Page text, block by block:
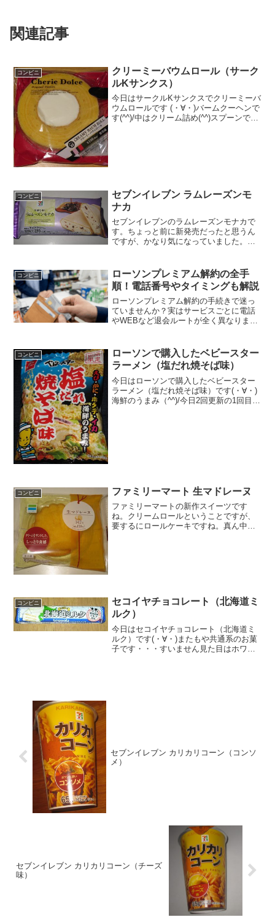
関連記事
コンビニ
クリーミーバウムロール（サーク
ルKサンクス）
今日はサークルKサンクスでクリーミーバ
ウムロールです (・∀・)バームクーヘンで
す(^^)/中はクリーム詰め(^^)スプーンで削
コンビニ
セブンイレブン ラムレーズンモ
ナカ
セブンイレブンのラムレーズンモナカで
す。ちょっと前に新発売だったと思うん
ですが、かなり気になっていました。子
プレミアムのアイスですね。カロリーは
アイスだとこんなもんかな...
コンビニ
ローソンプレミアム解約の全手
順！電話番号やタイミングも解説
ローソンプレミアム解約の手続きで迷っ
ていませんか？実はサービスごとに電話
やWEBなど退会ルートが全く異なりま
手順を徹底解説。日割り計算の有無や損
をしないタイミング、繋がる電話番号や
ログインできない時の対処法まで詳しく
紹介します。
コンビニ
ローソンで購入したベビースター
ラーメン（塩だれ焼そば味）
今日はローソンで購入したベビースター
ラーメン（塩だれ焼そば味）です(・∀・)
海鮮のうまみ（^^)/今日2回更新の1回目シ
コンビニ ファミリーマート 生マドレーヌ
ファミリーマートの新作スイーツです
ね。クリームロールということですが、
要するにロールケーキですね。真ん中ま
コンビニ
セコイヤチョコレート（北海道ミ
ルク）
今日はセコイヤチョコレート（北海道ミ
ルク）です(・∀・)またもや共通系のお菓
子です・・・すいません見た目はホワイ
セブンイレブン カリカリコーン（コンソ
メ）
セブンイレブン カリカリコーン（チーズ
味）